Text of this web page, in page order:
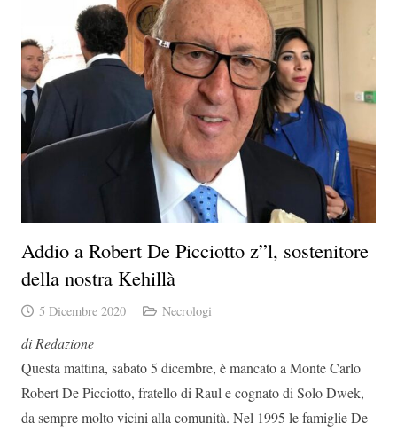
Addio a Robert De Picciotto z”l, sostenitore
della nostra Kehillà
5 Dicembre 2020 Necrologi
di Redazione
Questa mattina, sabato 5 dicembre, è mancato a Monte Carlo
Robert De Picciotto, fratello di Raul e cognato di Solo Dwek,
da sempre molto vicini alla comunità. Nel 1995 le famiglie De